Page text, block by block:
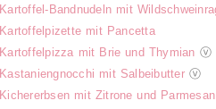
Kartoffel-Bandnudeln mit
Kartoffelpizette mit Pancetta
Kartoffelpizza mit Brie und Thymian ⓥ
Kastaniengnocchi mit Salbeibutter ⓥ
Kichererbsen mit Zitrone und Parmesan